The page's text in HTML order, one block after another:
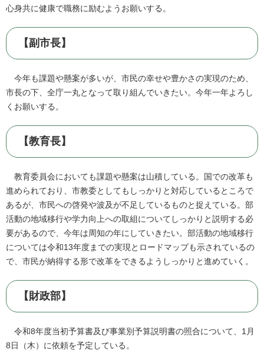
心身共に健康で職務に励むようお願いする。
【副市長】
今年も課題や懸案が多いが、市民の幸せや豊かさの実現のため、
市長の下、全庁一丸となって取り組んでいきたい。今年一年よろし
くお願いする。
【教育長】
教育委員会においても課題や懸案は山積している。国での改革も
進められており、市教委としてもしっかりと対応しているところで
あるが、市民への啓発や波及が不足しているものと捉えている。部
活動の地域移行や学力向上への取組についてしっかりと説明する必
要があるので、今年は周知の年にしていきたい。部活動の地域移行
については令和13年度までの実現とロードマップも示されているの
で、市民が納得する形で改革をできるようしっかりと進めていく。
【財政部】
令和8年度当初予算書及び事業別予算説明書の照合について、1月
8日（木）に依頼を予定している。